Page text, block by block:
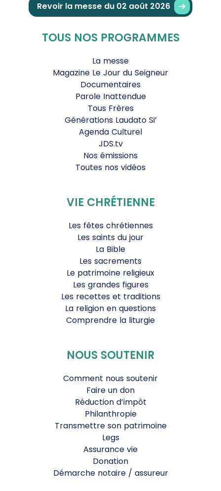
Revoir la messe du 02 août 2026
TOUS NOS PROGRAMMES
La messe
Magazine Le Jour du Seigneur
Documentaires
Parole Inattendue
Tous Frères
Générations Laudato Si’
Agenda Culturel
JDS.tv
Nos émissions
Toutes nos vidéos
VIE CHRÉTIENNE
Les fêtes chrétiennes
Les saints du jour
La Bible
Les sacrements
Le patrimoine religieux
Les grandes figures
Les recettes et traditions
La religion en questions
Comprendre la liturgie
NOUS SOUTENIR
Comment nous soutenir
Faire un don
Réduction d’impôt
Philanthropie
Transmettre son patrimoine
Legs
Assurance vie
Donation
Démarche notaire / assureur